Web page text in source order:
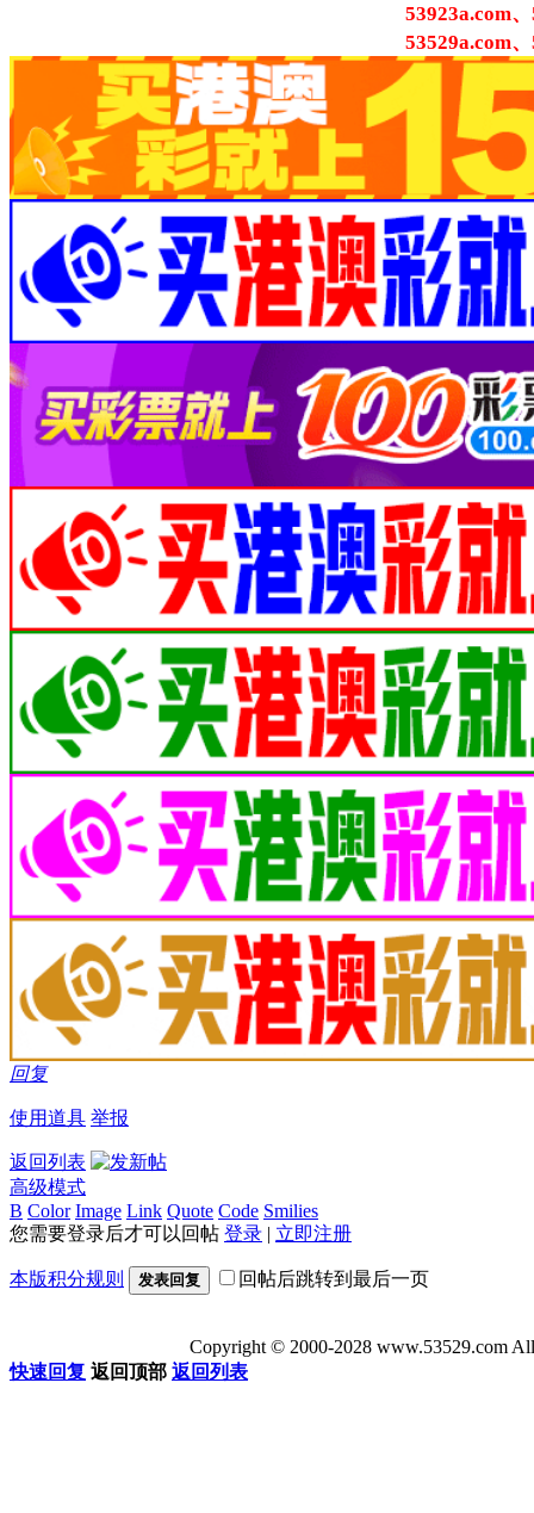
53923a.com
53529a.com
回复
使用道具 举报
返回列表
高级模式
B Color Image Link Quote Code Smilies
您需要登录后才可以回帖 登录 | 立即注册
本版积分规则 发表回复 回帖后跳转到最后一页
Copyright © 2000-2028 www.53529.com
快速回复 返回顶部 返回列表